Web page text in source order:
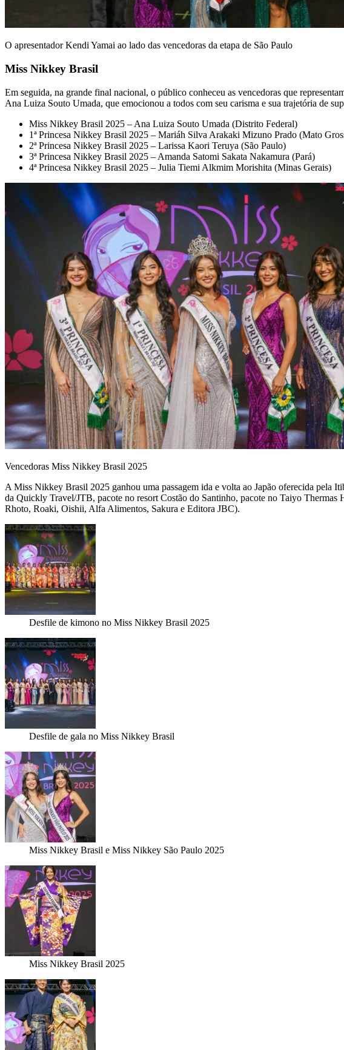
O apresentador Kendi Yamai ao lado das vencedoras da etapa de São Paulo
Miss Nikkey Brasil
Em seguida, na grande final nacional, o público conheceu as vencedoras que
Ana Luiza Souto Umada, que emocionou a todos com seu carisma e sua trajetória de
Miss Nikkey Brasil 2025 – Ana Luiza Souto Umada (Distrito Federal)
1ª Princesa Nikkey Brasil 2025 – Mariáh Silva Arakaki Mizuno Prado (Mato
2ª Princesa Nikkey Brasil 2025 – Larissa Kaori Teruya (São Paulo)
3ª Princesa Nikkey Brasil 2025 – Amanda Satomi Sakata Nakamura (Pará)
4ª Princesa Nikkey Brasil 2025 – Julia Tiemi Alkmim Morishita (Minas Gerais)
Vencedoras Miss Nikkey Brasil 2025
A Miss Nikkey Brasil 2025 ganhou uma passagem ida e volta ao Japão oferecida pela
da Quickly Travel/JTB, pacote no resort Costão do Santinho, pacote no Taiyo
Rhoto, Roaki, Oishii, Alfa Alimentos, Sakura e Editora JBC).
Desfile de kimono no Miss Nikkey Brasil 2025
Desfile de gala no Miss Nikkey Brasil
Miss Nikkey Brasil e Miss Nikkey São Paulo 2025
Miss Nikkey Brasil 2025